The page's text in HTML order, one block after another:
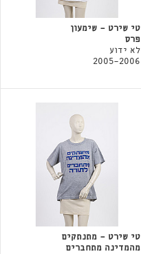
טי שירט - שימעון
פרס
לא ידוע
2005-2006
טי שירט - מתנתקים
מהמדינה מתחברים